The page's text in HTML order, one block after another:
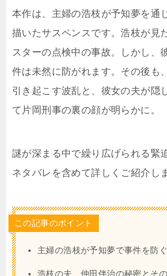
本作は、主婦の浩枝が予知夢を通
描いたサスペンスです。浩枝が見
スターの点検中の事故。しかし、
件は未然に防がれます。その後も
引き起こす波乱と、彼女の夫が隠
て片岡刑事の裏の顔が明らかに。
謎が深まる中で繰り広げられる緊
ネタバレを含めて詳しくご紹介し
この記事のポイント
主婦の浩枝が予知夢で事件を防
浩枝の夫、仲田伴治の秘密とそ